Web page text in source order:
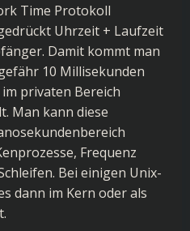
Time Protokoll
Uhrzeit + Laufzeit
Damit kommt man
10 Millisekunden
privaten Bereich
Man kann diese
Frequenz
Bei einigen Unix-
dann im Kern oder als